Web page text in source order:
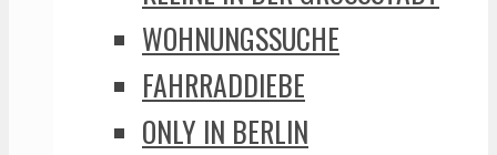
WOHNUNGSSUCHE
FAHRRADDIEBE
ONLY IN BERLIN